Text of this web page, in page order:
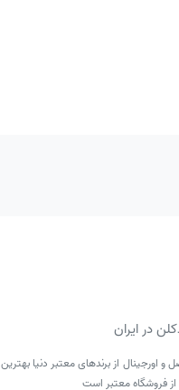
در ایران
از برندهای معتبر دنیا
فروشگاه معتبر است